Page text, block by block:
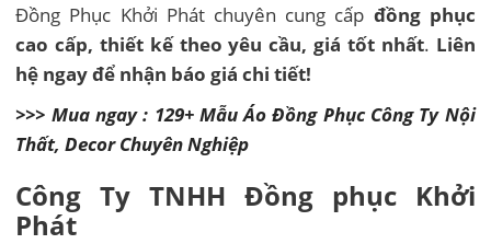
Đồng Phục Khởi Phát chuyên cung cấp đồng phục
cao cấp, thiết kế theo yêu cầu, giá tốt nhất. Liên
hệ ngay để nhận báo giá chi tiết!
>>> Mua ngay : 129+ Mẫu Áo Đồng Phục Công Ty Nội
Thất, Decor Chuyên Nghiệp
Công Ty TNHH Đồng phục Khởi
Phát